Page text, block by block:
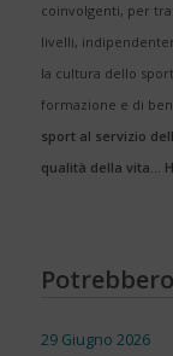
coinvolgenti, per
livelli,
la cultura dello
formazione e di
sport al servizio
qualità della vita…
29 Giugno 2026